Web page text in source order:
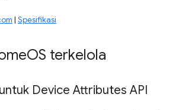
| Spesifikasi
OS terkelola
Device Attributes API